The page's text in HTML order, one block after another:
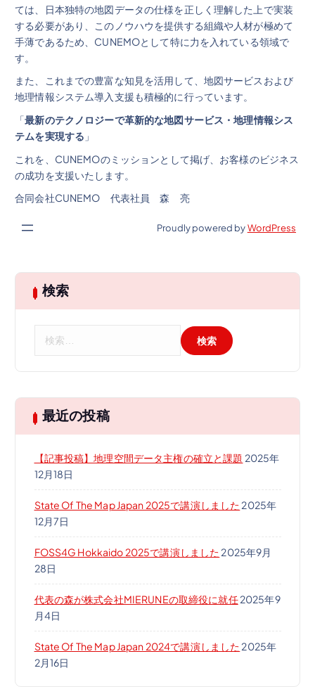
ては、日本独特の地図データの仕様を正しく理解した上で実装
する必要があり、このノウハウを提供する組織や人材が極めて
手薄であるため、CUNEMOとして特に力を入れている領域で
す。
また、これまでの豊富な知見を活用して、地図サービスおよび
地理情報システム導入支援も積極的に行っています。
「最新のテクノロジーで革新的な地図サービス・地理情報シス
テムを実現する 」
これを、CUNEMOのミッションとして掲げ、お客様のビジネス
の成功を支援いたします。
合同会社CUNEMO 代表社員 森 亮
Proudly powered byWordPress
検索
最近の投稿
【記事投稿】地理空間データ主権の確立と課題 2025年
12月18日
State Of The Map Japan 2025で講演しました 2025年
12月7日
FOSS4G Hokkaido 2025で講演しました 2025年9月
28日
代表の森が株式会社MIERUNEの取締役に就任2025年9
月4日
State Of The Map Japan 2024で講演しました 2025年
2月16日